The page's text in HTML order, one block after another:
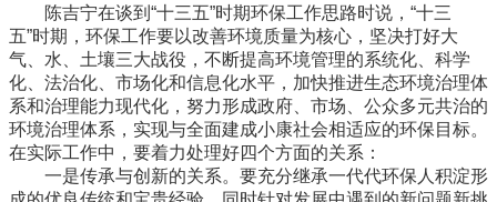
陈吉宁在谈到“十三五”时期环保工作思路时说，“十三
五”时期，环保工作要以改善环境质量为核心，坚决打好大
气、水、土壤三大战役，不断提高环境管理的系统化、科学
化、法治化、市场化和信息化水平，加快推进生态环境治理体
系和治理能力现代化，努力形成政府、市场、公众多元共治的
环境治理体系，实现与全面建成小康社会相适应的环保目标。
在实际工作中，要着力处理好四个方面的关系：
一是传承与创新的关系。要充分继承一代代环保人积淀形